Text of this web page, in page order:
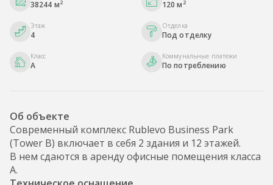
38244 м2 120 м 2
Этаж
4
Отделка
Под отделку
Класс
A
Коммунальные платежи
По потреблению
Об объекте
Современный комплекс Rublevo Business Park
(Tower B) включает в себя 2 здания и 12 этажей.
В нем сдаются в аренду офисные помещения класса
А.